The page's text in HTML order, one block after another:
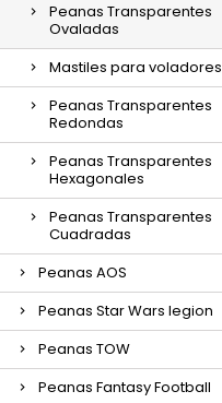
Peanas Transparentes
Ovaladas
Mastiles para voladores
Peanas Transparentes
Redondas
Peanas Transparentes
Hexagonales
Peanas Transparentes
Cuadradas
Peanas AOS
Peanas Star Wars legion
Peanas TOW
Peanas Fantasy Football